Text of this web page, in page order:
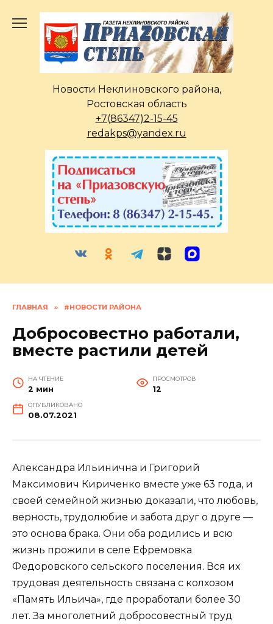
содержанию
Новости Неклиновского района,
Ростовская область
+7(86347)2-15-45
redakps@yandex.ru
ГЛАВНАЯ » #НОВОСТИ РАЙОНА
Добросовестно работали,
вместе растили детей
НА ЧТЕНИЕ
2 мин
ПРОСМОТРОВ
12
ОПУБЛИКОВАНО
08.07.2021
Александра Ильинична и Григорий
Максимович Кириченко вместе уже 63 года, и
своей семейной жизнью доказали, что любовь,
верность, трудолюбие и забота друг о друге —
это основа брака. Они оба родились и всю
жизнь прожили в селе Ефремовка
Федоровского сельского поселения. Вся их
трудовая деятельность связана с колхозом
«Память Ильича», где проработали более 30
лет. За многолетний добросовестный труд